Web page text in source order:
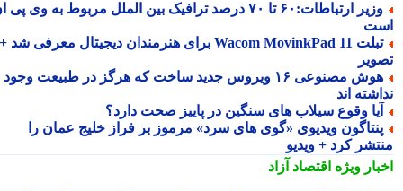
وزیر ارتباطات:۶۰ تا ۷۰ درصد ترافیک بین الملل مربوط به وی پی ان
تبلت Wacom MovinkPad 11 برای هنرمندان دیجیتال معرفی شد +
هوش مصنوعی ۱۶ ویروس جدید ساخت که هرگز در طبیعت وجود
اند
وقوع سیلاب های سنگین در پاییز صحت دارد؟
ویدیوی «گوی های سرد» مرموز بر فراز خلیج عمان را
کرد + ویدیو
ویژهاقتصاد آزاد